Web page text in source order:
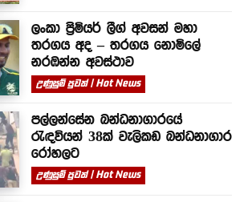
ලංකා ප්‍රිමියර් ලීග් අවසන් මහා
තරගය අද – තරගය නොමිලේ
නරඹන්න අවස්ථාව
උණුසුම් පුවත් | Hot News
පල්ලන්සේන බන්ධනාගාරයේ
රැඳවියන් 38ක් වැලිකඩ බන්ධනාගාර
රෝහලට
උණුසුම් පුවත් | Hot News